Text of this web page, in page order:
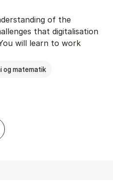
of the
that digitalisation
will learn to work
og matematik
in Busi­ness Ad­min­is­tra­tion